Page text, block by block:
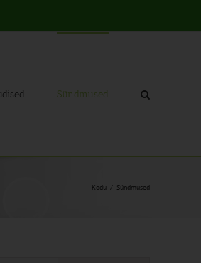
Sündmused
Kodu Sündmused